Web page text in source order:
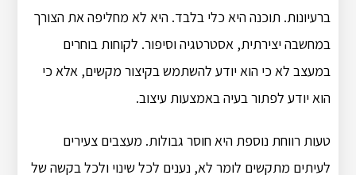
ברעיונות. תוכנה היא כלי בלבד. היא לא מחליפה את הצורך
במחשבה יצירתית, אסטרטגיה וסיפור. לקוחות בוחרים
במעצב לא כי הוא יודע להשתמש בקיצור מקשים, אלא כי
הוא יודע לפתור בעיה באמצעות עיצוב.
טעות רווחת נוספת היא חוסר גבולות. מעצבים צעירים
לעיתים מתקשים לומר לא, נענים לכל שינוי ולכל בקשה של